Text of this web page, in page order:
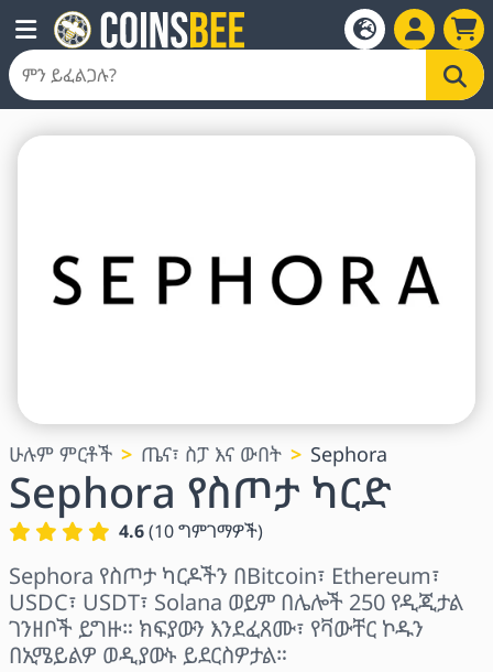
ሁሉም ምርቶች ጤና፣ ስፓ እና ውበት Sephora
Sephora የስጦታ ካርድ
4.6(10ግምገማዎች)
Sephora የስጦታ ካርዶችን በBitcoin፣ Ethereum፣
USDC፣ USDT፣ Solana ወይም በሌሎች 250 የዲጂታል
ገንዘቦች ይግዙ። ክፍያውን እንደፈጸሙ፣ የቫውቸር ኮዱን
በኢሜይልዎ ወዲያውኑ ይደርስዎታል።